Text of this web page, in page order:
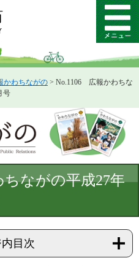
メ
ニ
ー
かわちながの > No.1106 広報かわちな
号
ながの平成27年
目次